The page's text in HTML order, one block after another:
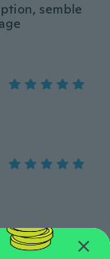
semble